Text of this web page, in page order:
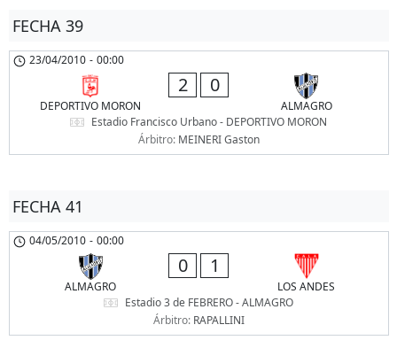
FECHA 39
23/04/2010 - 00:00
DEPORTIVO MORON
2 0
ALMAGRO
Estadio Francisco Urbano - DEPORTIVO MORON
Árbitro: MEINERI Gaston
FECHA 41
04/05/2010 - 00:00
ALMAGRO
0 1
LOS ANDES
Estadio 3 de FEBRERO - ALMAGRO
Árbitro: RAPALLINI